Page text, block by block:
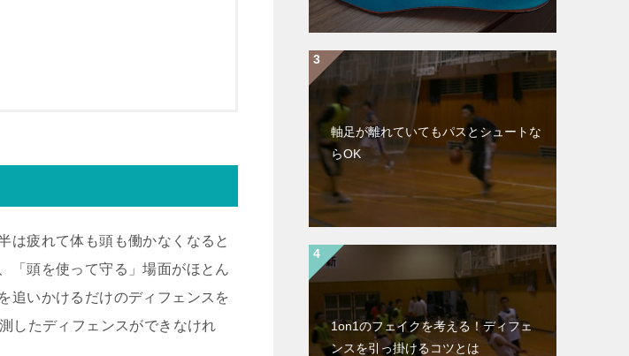
は疲れて体も頭も働かなくなると
「頭を使って守る」場面がほとん
追いかけるだけのディフェンスを
したディフェンスができなけれ
軸足が離れていてもパスとシュートな
らOK
1on1のフェイクを考える！ディフェ
ンスを引っ掛けるコツとは